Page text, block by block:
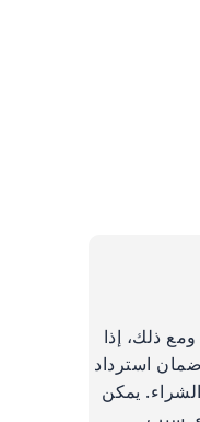
ذلك، إذا
استرداد
بعد الشراء. يمكن